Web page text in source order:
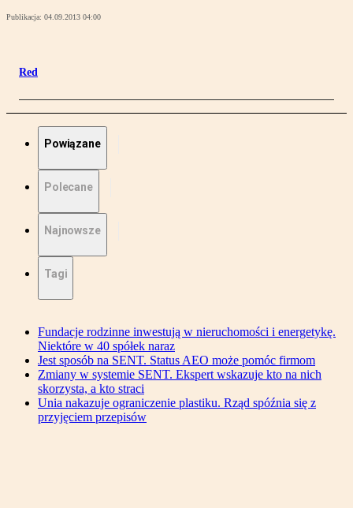
Publikacja: 04.09.2013 04:00
Red
Powiązane
Polecane
Najnowsze
Tagi
Fundacje rodzinne inwestują w nieruchomości i energetykę.
Niektóre w 40 spółek naraz
Jest sposób na SENT. Status AEO może pomóc firmom
Zmiany w systemie SENT. Ekspert wskazuje kto na nich
skorzysta, a kto straci
Unia nakazuje ograniczenie plastiku. Rząd spóźnia się z
przyjęciem przepisów